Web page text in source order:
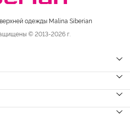
одежды Malina Siberian
© 2013-2026 г.
Дубленки